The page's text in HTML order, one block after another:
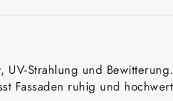
Strahlung und
Fassaden ruhig und